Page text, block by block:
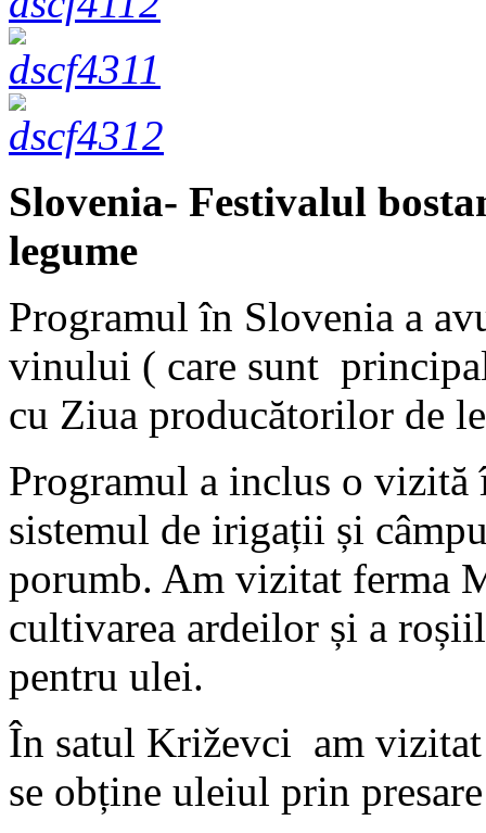
Slovenia- Festivalul
legume
Programul în Slovenia a
vinului ( care sunt
cu Ziua producătorilor de
Programul a inclus o
sistemul de irigații și
porumb. Am vizitat ferma
cultivarea ardeilor și a
pentru ulei.
În satul Križevci am vizitat
se obține uleiul prin